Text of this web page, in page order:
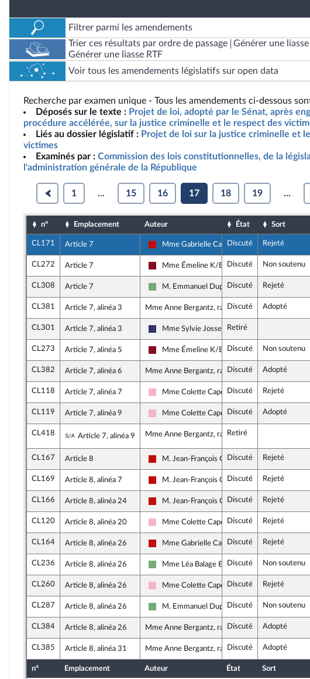
Filtrer parmi les amendements
Trier ces résultats par ordre de passage
Générer une
Générer une liasse RTF
Voir tous les amendements législatifs sur open data
Recherche par examen unique - Tous les amendements ci-dessous
Déposés sur le texte : Projet de loi, adopté par le Sénat, après
procédure accélérée, sur la justice criminelle et le respect des
Liés au dossier législatif : Projet de loi sur la justice criminelle et
victimes
Examinés par : Commission des lois constitutionnelles, de la
l'administration générale de la République
1 ... 15 16 17 18 19 ...
n° Emplacement Auteur État Sort
CL171 Article 7
La France insoumise - Nouveau Front Populaire
Mme Gabrielle CathalaDiscuté Rejeté
CL272 Article 7
Gauche Démocrate et Républicaine
Mme Émeline K/BidiDiscuté Non soutenu
CL308 Article 7
Écologiste et Social
M. Emmanuel DuplessyDiscuté Rejeté
CL381 Article 7, alinéa 3 Mme Anne Bergantz, rapporteure
Discuté Adopté
CL301 Article 7, alinéa 3
Rassemblement National
Mme Sylvie JosserandRetiré
CL273 Article 7, alinéa 5
Gauche Démocrate et Républicaine
Mme Émeline K/BidiDiscuté Non soutenu
CL382 Article 7, alinéa 6 Mme Anne Bergantz, rapporteure
Discuté Adopté
CL118 Article 7, alinéa 7
Socialistes et apparentés
Mme Colette Capdevielle
Discuté Rejeté
CL119 Article 7, alinéa 9
Socialistes et apparentés
Mme Colette Capdevielle
Discuté Adopté
CL418 Sous-amendement de l'amendement n°CL119
Article 7, alinéa 9 Mme Anne Bergantz, rapporteure
Retiré
CL167 Article 8
La France insoumise - Nouveau Front Populaire
M. Jean-François Coulomme
Discuté Rejeté
CL169 Article 8, alinéa 7
La France insoumise - Nouveau Front Populaire
M. Jean-François Coulomme
Discuté Rejeté
CL166 Article 8, alinéa 24
La France insoumise - Nouveau Front Populaire
M. Jean-François Coulomme
Discuté Rejeté
CL120 Article 8, alinéa 20
Socialistes et apparentés
Mme Colette Capdevielle
Discuté Rejeté
CL164 Article 8, alinéa 26
La France insoumise - Nouveau Front Populaire
Mme Gabrielle CathalaDiscuté Rejeté
CL236 Article 8, alinéa 26
Écologiste et Social
Mme Léa Balage El Mariky
Discuté Non soutenu
CL260 Article 8, alinéa 26
Socialistes et apparentés
Mme Colette Capdevielle
Discuté Rejeté
CL287 Article 8, alinéa 26
Écologiste et Social
M. Emmanuel DuplessyDiscuté Non soutenu
CL384 Article 8, alinéa 26 Mme Anne Bergantz, rapporteure
Discuté Adopté
CL385 Article 8, alinéa 31 Mme Anne Bergantz, rapporteure
Discuté Adopté
n° Emplacement Auteur État Sort